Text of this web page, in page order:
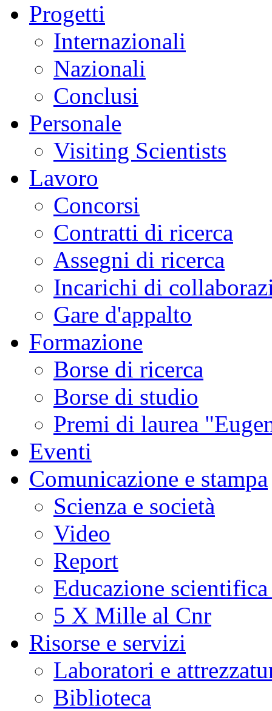
Progetti
Internazionali
Nazionali
Conclusi
Personale
Visiting Scientists
Lavoro
Concorsi
Contratti di ricerca
Assegni di ricerca
Incarichi di
Gare d'appalto
Formazione
Borse di ricerca
Borse di studio
Premi di laurea
Eventi
Comunicazione e stampa
Scienza e società
Video
Report
Educazione
5 X Mille al Cnr
Risorse e servizi
Laboratori e
Biblioteca